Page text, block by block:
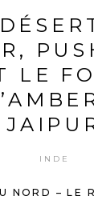
LE
INDE
NORD – LE